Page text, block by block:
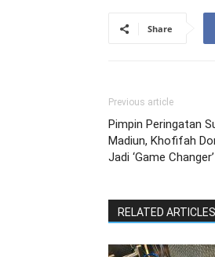
Share
Previous article
Pimpin Peringatan
Madiun, Khofifah
Jadi ‘Game Changer’
RELATED ARTICLES